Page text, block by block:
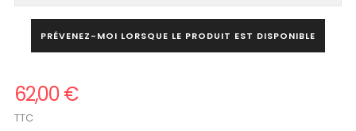
PRÉVENEZ-MOI LORSQUE LE PRODUIT EST DISPONIBLE
62,00 €
TTC